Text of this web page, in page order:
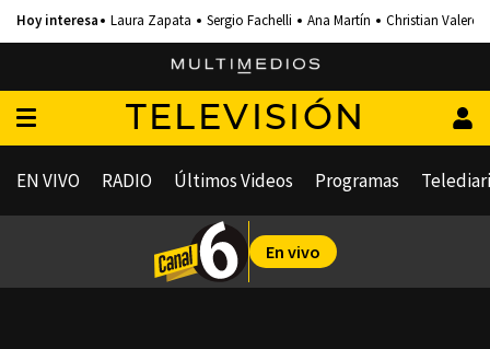
Laura Zapata Sergio Fachelli Ana Martín Christian Valero
TELEVISIÓN
EN VIVO RADIO Últimos Videos Programas
En vivo